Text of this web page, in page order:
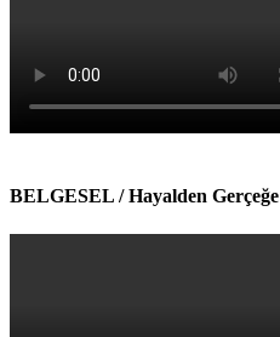
BELGESEL / Hayalden Gerçeğe